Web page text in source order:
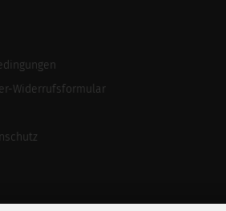
Widerrufsformular